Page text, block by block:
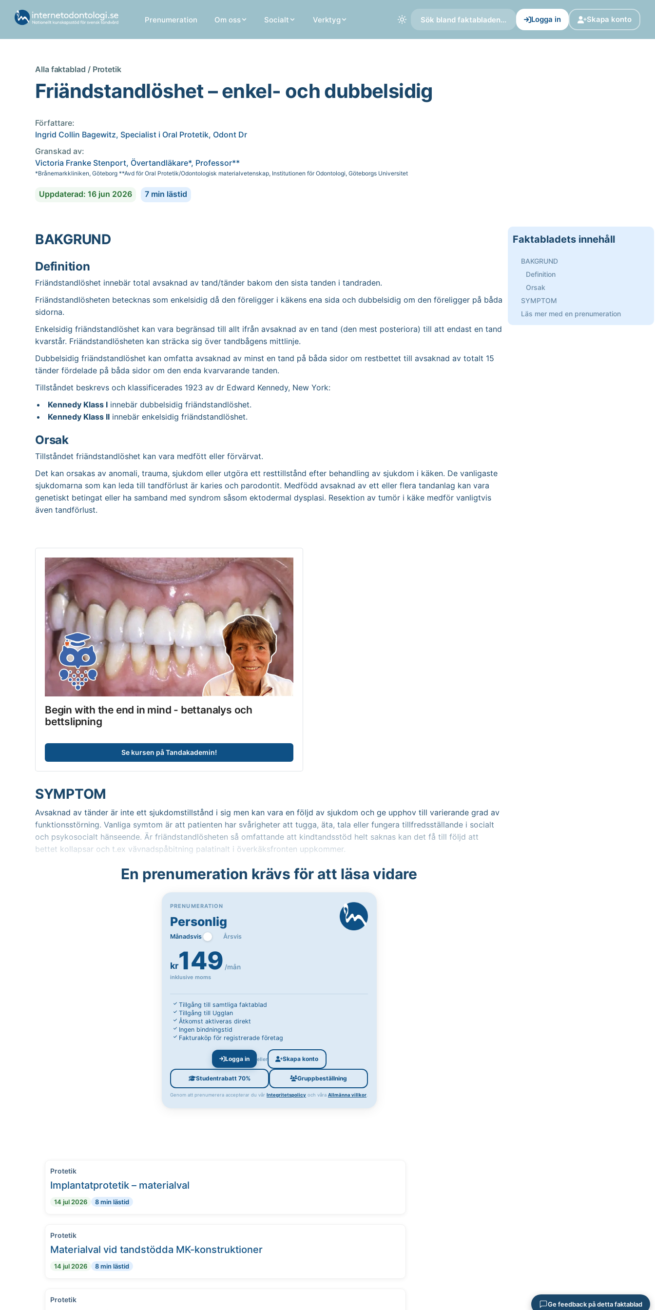
Prenumeration Om oss Socialt Verktyg Sök bland faktabladen... Logga in Skapa konto
Alla faktablad / Protetik
Friändstandlöshet – enkel- och dubbelsidig
Författare:
Ingrid Collin Bagewitz, Specialist i Oral Protetik, Odont Dr
Granskad av:
Victoria Franke Stenport, Övertandläkare*, Professor**
*Brånemarkkliniken, Göteborg **Avd för Oral Protetik/Odontologisk materialvetenskap, Institutionen för Odontologi, Göteborgs Universitet
Uppdaterad: 16 jun 2026 7 min lästid
BAKGRUND
Definition
Friändstandlöshet innebär total avsaknad av tand/tänder bakom den sista tanden i tandraden.
Friändstandlösheten betecknas som enkelsidig då den föreligger i käkens ena sida och dubbelsidig om den föreligger på båda
sidorna.
Enkelsidig friändstandlöshet kan vara begränsad till allt ifrån avsaknad av en tand (den mest posteriora) till att endast en tand
kvarstår. Friändstandlösheten kan sträcka sig över tandbågens mittlinje.
Dubbelsidig friändstandlöshet kan omfatta avsaknad av minst en tand på båda sidor om restbettet till avsaknad av totalt 15
tänder fördelade på båda sidor om den enda kvarvarande tanden.
Tillståndet beskrevs och klassificerades 1923 av dr Edward Kennedy, New York:
Kennedy Klass Iinnebär dubbelsidig friändstandlöshet.
Kennedy Klass IIinnebär enkelsidig friändstandlöshet.
Orsak
Tillståndet friändstandlöshet kan vara medfött eller förvärvat.
Det kan orsakas av anomali, trauma, sjukdom eller utgöra ett resttillstånd efter behandling av sjukdom i käken. De vanligaste
sjukdomarna som kan leda till tandförlust är karies och parodontit. Medfödd avsaknad av ett eller flera tandanlag kan vara
genetiskt betingat eller ha samband med syndrom såsom ektodermal dysplasi. Resektion av tumör i käke medför vanligtvis
även tandförlust.
Begin with the end in mind - bettanalys och
bettslipning
Se kursen på Tandakademin!
SYMPTOM
Avsaknad av tänder är inte ett sjukdomstillstånd i sig men kan vara en följd av sjukdom och ge upphov till varierande grad av
funktionsstörning. Vanliga symtom är att patienten har svårigheter att tugga, äta, tala eller fungera tillfredsställande i socialt
och psykosocialt hänseende. Är friändstandlösheten så omfattande att kindtandsstöd helt saknas kan det få till följd att
bettet kollapsar och t.ex vävnadspåbitning palatinalt i överkäksfronten uppkommer.
En prenumeration krävs för att läsa vidare
PRENUMERATION
Personlig
Månadsvis Årsvis
kr149 /mån
inklusive moms
Tillgång till samtliga faktablad
Tillgång till Ugglan
Åtkomst aktiveras direkt
Ingen bindningstid
Fakturaköp för registrerade företag
Logga in eller Skapa konto
Studentrabatt 70% Gruppbeställning
Genom att prenumerera accepterar du vår Integritetspolicy och våra Allmänna villkor
Faktabladets innehåll
BAKGRUND
Definition
Orsak
SYMPTOM
Läs mer med en prenumeration
Protetik
Implantatprotetik – materialval
14 jul 2026 8 min lästid
Protetik
Materialval vid tandstödda MK-konstruktioner
14 jul 2026 8 min lästid
Protetik
Ge feedback på detta faktablad